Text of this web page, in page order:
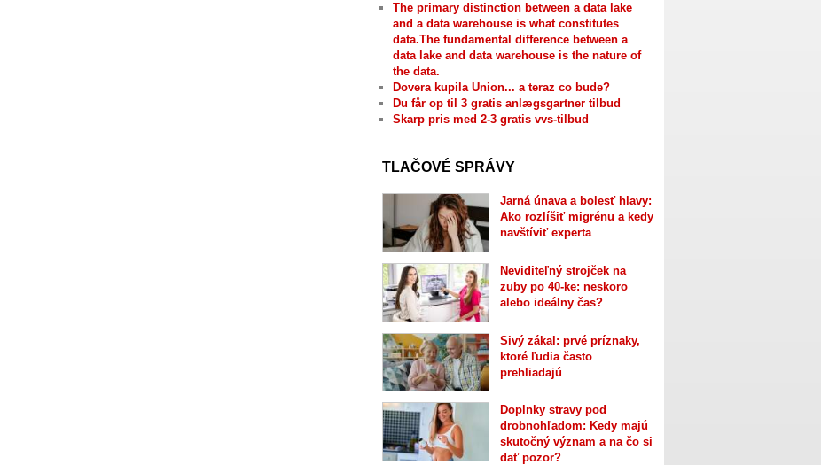
The primary distinction between a data lake
and a data warehouse is what constitutes
data.The fundamental difference between a
data lake and data warehouse is the nature of
the data.
Dovera kupila Union... a teraz co bude?
Du får op til 3 gratis anlægsgartner tilbud
Skarp pris med 2-3 gratis vvs-tilbud
TLAČOVÉ SPRÁVY
Jarná únava a bolesť hlavy:
Ako rozlíšiť migrénu a kedy
navštíviť experta
Neviditeľný strojček na
zuby po 40-ke: neskoro
alebo ideálny čas?
Sivý zákal: prvé príznaky,
ktoré ľudia často
prehliadajú
Doplnky stravy pod
drobnohľadom: Kedy majú
skutočný význam a na čo si
dať pozor?